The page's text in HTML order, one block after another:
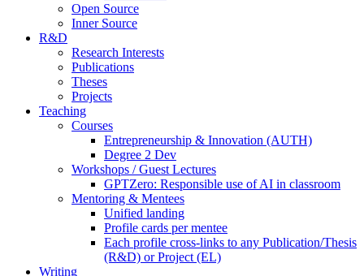
Open Source
Inner Source
R&D
Research Interests
Publications
Theses
Projects
Teaching
Courses
Entrepreneurship & Innovation (AUTH)
Degree 2 Dev
Workshops / Guest Lectures
GPTZero: Responsible use of AI in classroom
Mentoring & Mentees
Unified landing
Profile cards per mentee
Each profile cross-links to any Publication/Thesis
(R&D) or Project (EL)
Writing